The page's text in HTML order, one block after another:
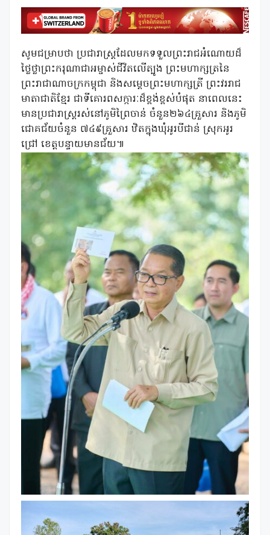
សូមជម្រាបថា ប្រជារាស្រ្តដែលមកទទួលព្រះរាជអំណោយដ៏
ថ្លៃថ្លាព្រះករុណាជាអម្ចាស់ជីវិតលើត្បូង ព្រះមហាក្សត្រនៃ
ព្រះរាជាណាចក្រកម្ពុជា និងសម្តេចព្រះមហាក្សត្រី ព្រះវររាជ
មាតាជាតិខ្មែរ ជាទីគោរពសក្ការៈដ៏ខ្ពង់ខ្ពស់បំផុត នាពេលនេះ
មានប្រជារាស្ត្ររស់នៅភូមិព្រៃចាន់ ចំនួន២៦៤គ្រួសារ និងភូមិ
ជោគជ័យចំនួន ៧៤៩គ្រួសារ ឋិតក្នុងឃុំអូរបីជាន់ ស្រុកអូរ
ជ្រៅ ខេត្តបន្ទាយមានជ័យ៕